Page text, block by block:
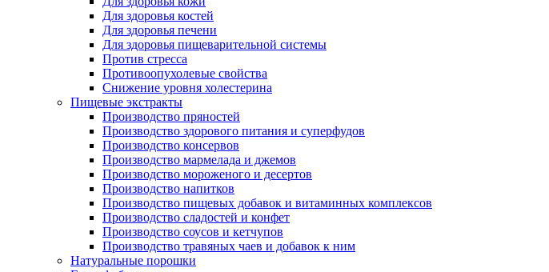
Для здоровья костей
Для здоровья печени
Для здоровья пищеварительной системы
Против стресса
Противоопухолевые свойства
Снижение уровня холестерина
Пищевые экстракты
Производство пряностей
Производство здорового питания и суперфудов
Производство консервов
Производство мармелада и джемов
Производство мороженого и десертов
Производство напитков
Производство пищевых добавок и витаминных комплексов
Производство сладостей и конфет
Производство соусов и кетчупов
Производство травяных чаев и добавок к ним
Натуральные порошки